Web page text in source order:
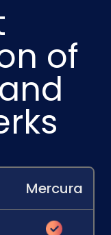
of
Mercura